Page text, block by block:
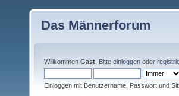
Das Männerforum
Willkommen Gast . Bitte einloggen oder
Einloggen mit Benutzername, Passwort und